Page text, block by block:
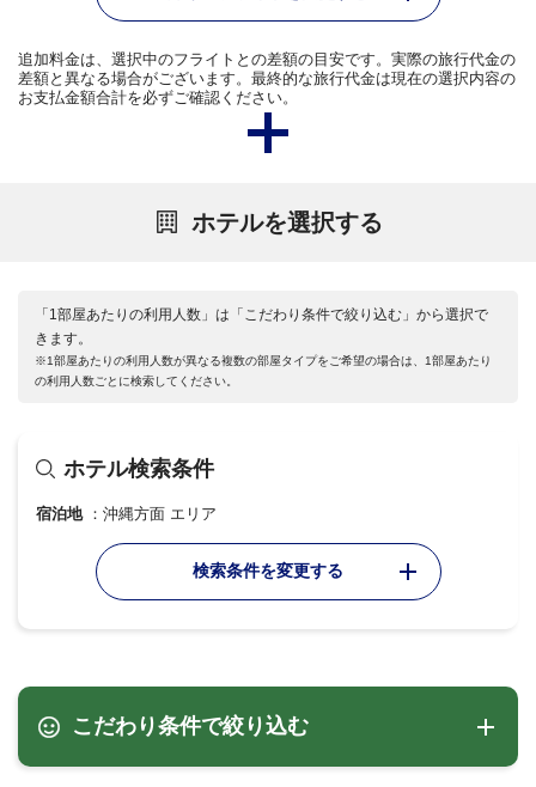
追加料金は、選択中のフライトとの差額の目安です。実際の旅行代金の
差額と異なる場合がございます。最終的な旅行代金は現在の選択内容の
お支払金額合計を必ずご確認ください。
ホテルを選択する
「1部屋あたりの利用人数」は「こだわり条件で絞り込む」から選択で
きます。
※1部屋あたりの利用人数が異なる複数の部屋タイプをご希望の場合は、1部屋あたり
の利用人数ごとに検索してください。
ホテル検索条件
宿泊地 沖縄方面 エリア
検索条件を変更する
こだわり条件で絞り込む